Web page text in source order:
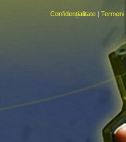
Confidențialitate | Termeni